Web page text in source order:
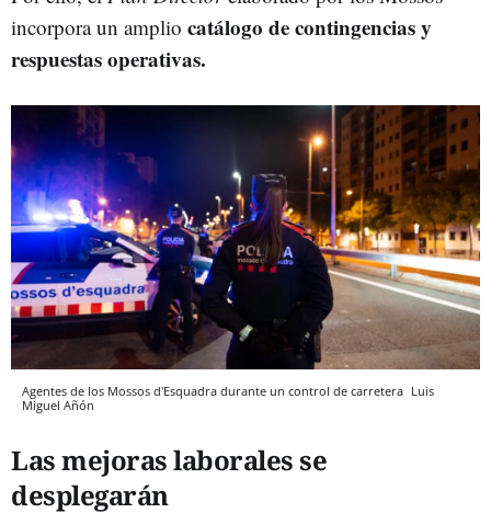
incorpora un amplio catálogo de contingencias y
respuestas operativas.
Agentes de los Mossos d'Esquadra durante un control de carretera Luis
Miguel Añón
Las mejoras laborales se
desplegarán